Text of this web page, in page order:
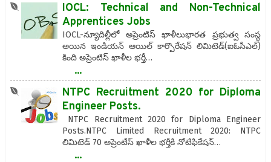
IOCL: Technical and Non-Technical
Apprentices Jobs
IOCL-న్యూదిల్లీలో అప్రెంటిస్‌ ఖాళీలుభార‌త ప్ర‌భుత్వ సంస్థ
అయిన ఇండియ‌న్ ఆయిల్ కార్పొరేష‌న్ లిమిటెడ్‌(ఐఓసీఎల్‌)
కింది అప్రెంటిస్ ఖాళీల భ‌ర్తీ…
...
NTPC Recruitment 2020 for Diploma
Engineer Posts.
NTPC Recruitment 2020 for Diploma Engineer
Posts.NTPC Limited Recruitment 2020: NTPC
లిమిటెడ్ 70 అప్రెంటీస్‌ ఖాళీల భర్తీకి నోటిఫికేషన్…
...